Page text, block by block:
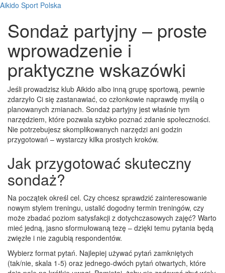
Aikido Sport Polska
Sondaż partyjny – proste
wprowadzenie i
praktyczne wskazówki
Jeśli prowadzisz klub Aikido albo inną grupę sportową, pewnie
zdarzyło Ci się zastanawiać, co członkowie naprawdę myślą o
planowanych zmianach. Sondaż partyjny jest właśnie tym
narzędziem, które pozwala szybko poznać zdanie społeczności.
Nie potrzebujesz skomplikowanych narzędzi ani godzin
przygotowań – wystarczy kilka prostych kroków.
Jak przygotować skuteczny
sondaż?
Na początek określ cel. Czy chcesz sprawdzić zainteresowanie
nowym stylem treningu, ustalić dogodny termin treningów, czy
może zbadać poziom satysfakcji z dotychczasowych zajęć? Warto
mieć jedną, jasno sformułowaną tezę – dzięki temu pytania będą
zwięzłe i nie zagubią respondentów.
Wybierz format pytań. Najlepiej używać pytań zamkniętych
(tak/nie, skala 1‑5) oraz jednego‑dwóch pytań otwartych, które